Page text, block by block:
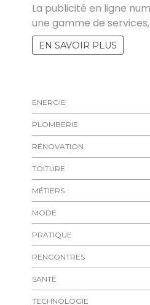
La publicité en ligne
une gamme de
EN SAVOIR PLUS
ENERGIE
PLOMBERIE
RÉNOVATION
TOITURE
MÉTIERS
MODE
PRATIQUE
RENCONTRES
SANTÉ
TECHNOLOGIE